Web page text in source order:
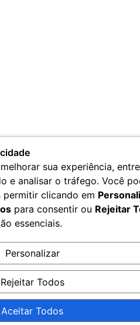
sua experiência,
e analisar o tráfego. Você
permitir clicando em
para consentir ou Rejeitar
essenciais.
Personalizar
Rejeitar Todos
Aceitar Todos